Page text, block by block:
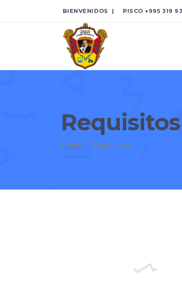
BIENVENIDOS | PISCO +995 319
Requisitos
Home / Requisitos